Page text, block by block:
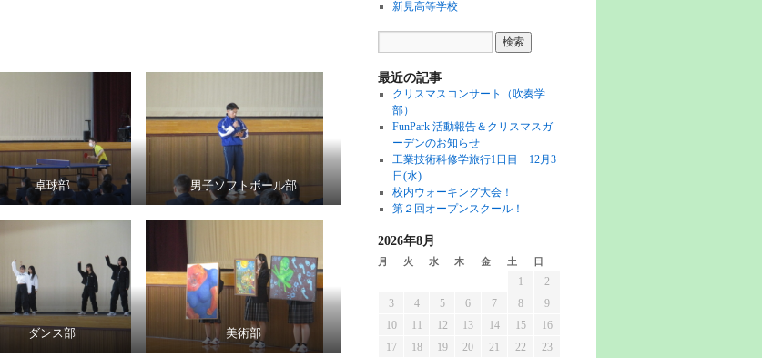
卓球部 男子ソフトボール部
ダンス部 美術部
新見高等学校
最近の記事
クリスマスコンサート（吹奏学
部）
FunPark 活動報告＆クリスマスガ
ーデンのお知らせ
工業技術科修学旅行1日目 12月3
日(水)
校内ウォーキング大会！
第２回オープンスクール！
2026年8月
月 火 水 木 金 土 日
1
2
3
4 5 6 7 8
9
10
11 12 13 14 15
16
17
18 19 20 21 22
23